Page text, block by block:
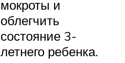
мокроты и
облегчить
состояние 3-
летнего ребенка.